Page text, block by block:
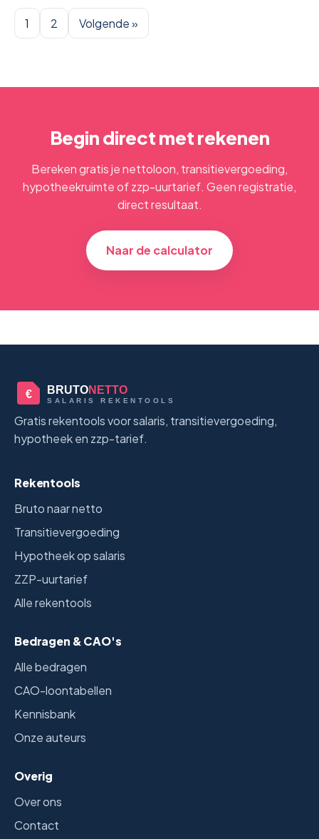
1 2 Volgende »
Begin direct met rekenen
Bereken gratis je nettoloon, transitievergoeding,
hypotheekruimte of zzp-uurtarief. Geen registratie,
direct resultaat.
Naar de calculator
€ BRUTONETTO
SALARIS REKENTOOLS
Gratis rekentools voor salaris, transitievergoeding,
hypotheek en zzp-tarief.
Rekentools
Bruto naar netto
Transitievergoeding
Hypotheek op salaris
ZZP-uurtarief
Alle rekentools
Bedragen & CAO's
Alle bedragen
CAO-loontabellen
Kennisbank
Onze auteurs
Overig
Over ons
Contact